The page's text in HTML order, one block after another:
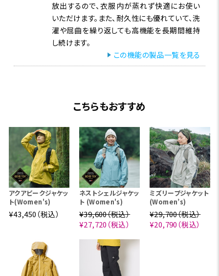
放出するので、衣服内が蒸れず快適にお使い
いただけます。また、耐久性にも優れていて、洗
濯や屈曲を繰り返しても高機能を長期間維持
し続けます。
この機能の製品一覧を見る
こちらもおすすめ
アクアピークジャケッ
ト(Women's)
¥43,450（税込）
ネストシェルジャケッ
ト (Women's)
¥39,600（税込）
¥27,720（税込）
ミズリープジャケット
(Women’s)
¥29,700（税込）
¥20,790（税込）